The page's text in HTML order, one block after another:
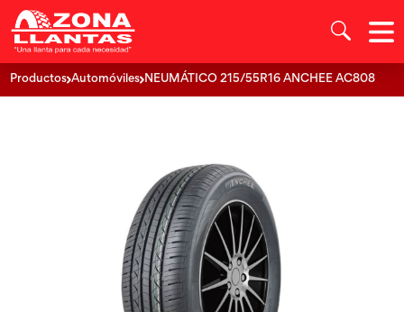
Productos Automóviles NEUMÁTICO 215/55R16 ANCHEE AC808